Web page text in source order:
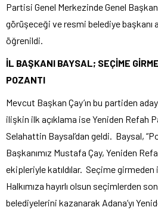
Partisi Genel Merkezinde Genel
görüşeceği ve resmi belediye başkanı
öğrenildi.
İL BAŞKANI BAYSAL; SEÇİME
POZANTI
Mevcut Başkan Çay’ın bu partiden
ilişkin ilk açıklama ise Yeniden Refah
Selahattin Baysal’dan geldi. Baysal,
Başkanımız Mustafa Çay, Yeniden
ekipleriyle katıldılar. Seçime
Halkımıza hayırlı olsun seçimlerden
belediyelerini kazanarak Adana’yı